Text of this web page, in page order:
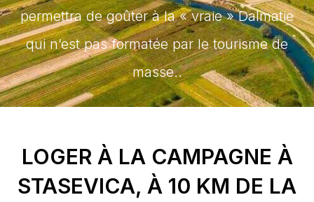
permettra de goûter à la « vraie » Dalmatie
qui n’est pas formatée par le tourisme de
masse..
LOGER À LA CAMPAGNE À
STASEVICA, À 10 KM DE LA